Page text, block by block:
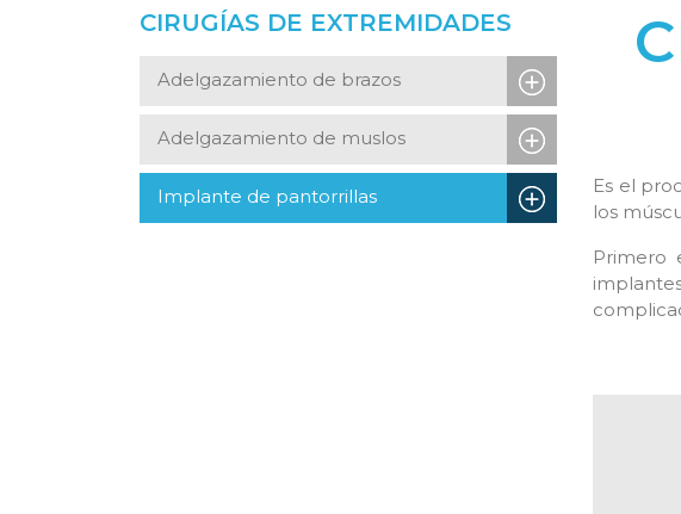
Es el
los
Primero
CIRUGÍAS DE EXTREMIDADES
Adelgazamiento de brazos
Adelgazamiento de muslos
Implante de pantorrillas